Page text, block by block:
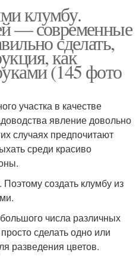
клумбу.
— современные
сделать,
как
(145 фото
участка в качестве
явление довольно
случаях предпочитают
среди красиво
создать клумбу из
числа различных
сделать одно или
разведения цветов.